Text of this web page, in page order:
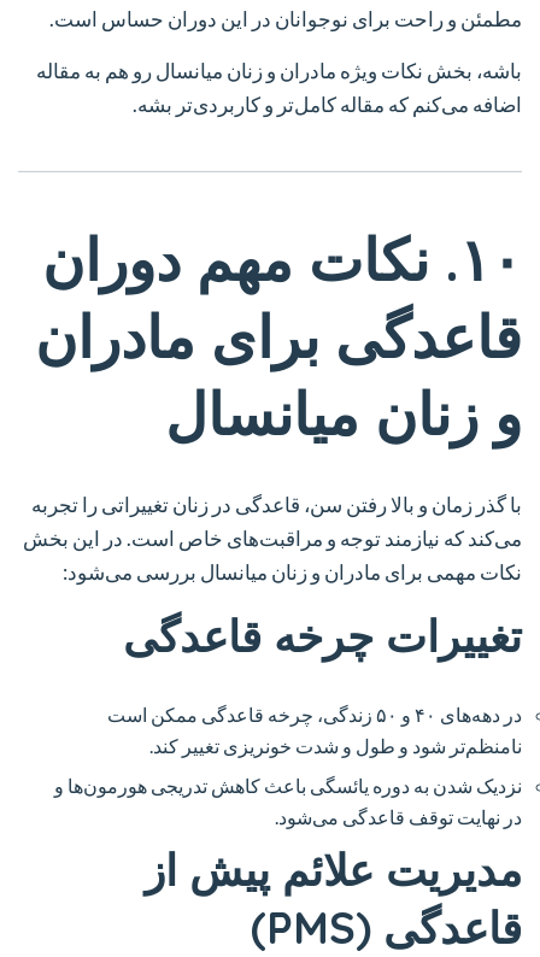
مطمئن و راحت برای نوجوانان در این دوران حساس است.
باشه، بخش نکات ویژه مادران و زنان میانسال رو هم به مقاله
اضافه می‌کنم که مقاله کامل‌تر و کاربردی‌تر بشه.
۱۰. نکات مهم دوران
قاعدگی برای مادران
و زنان میانسال
با گذر زمان و بالا رفتن سن، قاعدگی در زنان تغییراتی را تجربه
می‌کند که نیازمند توجه و مراقبت‌های خاص است. در این بخش
نکات مهمی برای مادران و زنان میانسال بررسی می‌شود:
تغییرات چرخه قاعدگی
در دهه‌های ۴۰ و ۵۰ زندگی، چرخه قاعدگی ممکن است
نامنظم‌تر شود و طول و شدت خونریزی تغییر کند.
نزدیک شدن به دوره یائسگی باعث کاهش تدریجی هورمون‌ها و
در نهایت توقف قاعدگی می‌شود.
مدیریت علائم پیش از
قاعدگی (PMS)